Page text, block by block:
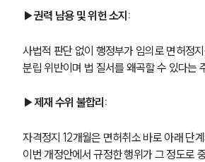
▶권력 남용 및 위헌 소지:
사법적 판단 없이 행정부가 임의로 면허정
분립 위반이며 법 질서를 왜곡할 수 있다는
▶제재 수위 불합리:
자격정지 12개월은 면허취소 바로 아래 단
이번 개정안에서 규정한 행위가 그 정도로